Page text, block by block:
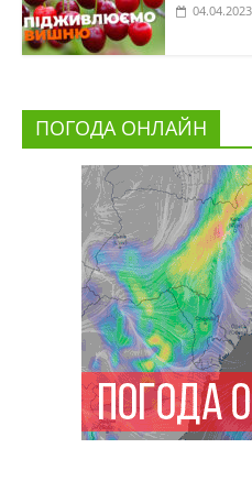
04.04.2023
ПОГОДА ОНЛАЙН